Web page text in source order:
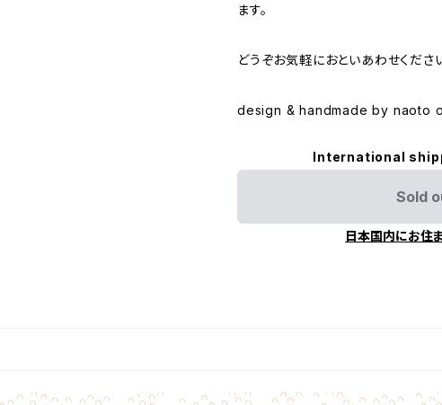
ます。
どうぞお気軽におといあわせくださ
design & handmade by naoto
International
Sold
日本国内にお住